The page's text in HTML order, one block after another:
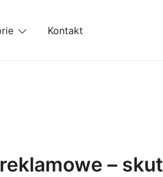
Kontakt
reklamowe –